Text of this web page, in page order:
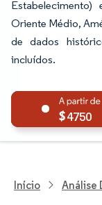
Oriente Médio,
de dados
incluídos.
4750
Início Análise